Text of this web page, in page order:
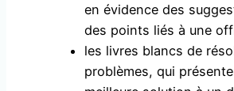
en évidence des
des points liés à une
les livres blancs de
problèmes, qui